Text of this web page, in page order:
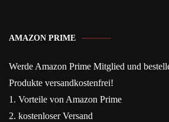
AMAZON PRIME
Werde Amazon Prime Mitglied und
Produkte versandkostenfrei!
1. Vorteile von Amazon Prime
2. kostenloser Versand